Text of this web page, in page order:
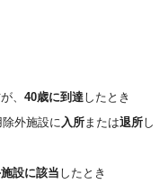
、 40歳に到達したとき
外施設に入所または退所し
設に該当 したとき